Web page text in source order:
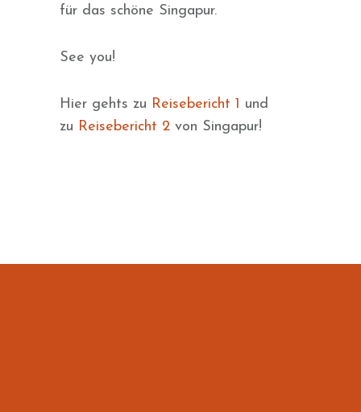
für das schöne Singapur.
See you!
Hier gehts zu Reisebericht 1 und
zu Reisebericht 2 von Singapur!